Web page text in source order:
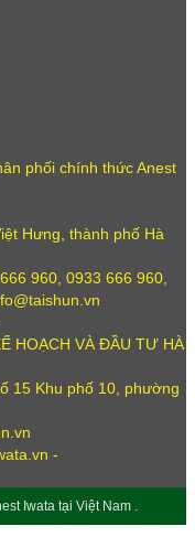
phối chính thức Anest
Hưng, thành phố Hà
960, 0933 666 960,
HOẠCH VÀ ĐẦU TƯ HÀ
15 Khu phố 10, phường
-
Iwata tại Việt Nam .